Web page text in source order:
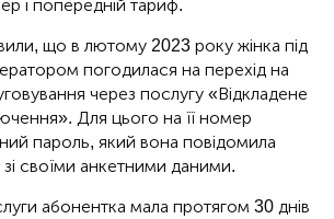
і попередній тариф.
що в лютому 2023 року жінка під
погодилася на перехід на
через послугу «Відкладене
Для цього на її номер
пароль, який вона повідомила
своїми анкетними даними.
абонентка мала протягом 30 днів